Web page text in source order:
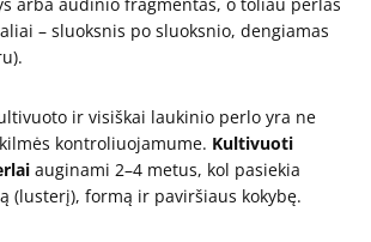
– sluoksnis po sluoksnio, dengiamas
ir visiškai laukinio perlo yra ne
kontroliuojamume. Kultivuoti
auginami 2–4 metus, kol pasiekia
(lusterį), formą ir paviršiaus kokybę.